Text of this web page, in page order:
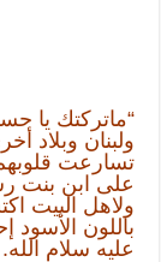
“ماتركتك يا
ولبنان وبلاد
تسارعت
على ابن بنت
ولاهل البيت
باللون الأسود
عليه سلام الله.